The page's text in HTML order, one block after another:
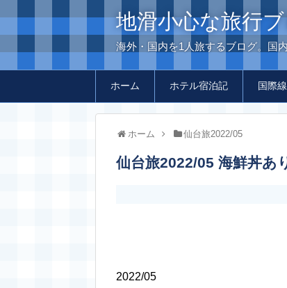
地滑小心な旅行
海外・国内を1人旅するブログ。国
ホーム ホテル宿泊記 国際
ホーム 仙台旅2022/05
仙台旅2022/05 海鮮丼
2022/05